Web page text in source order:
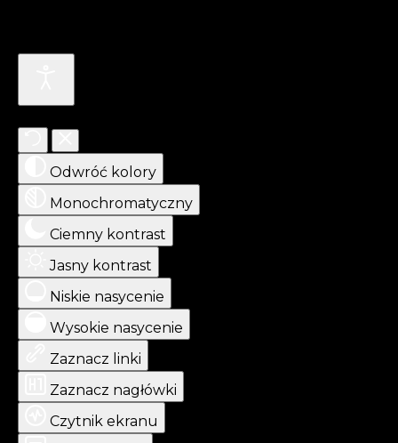
Odwróć kolory
Monochromatyczny
Ciemny kontrast
Jasny kontrast
Niskie nasycenie
Wysokie nasycenie
Zaznacz linki
Zaznacz nagłówki
Czytnik ekranu